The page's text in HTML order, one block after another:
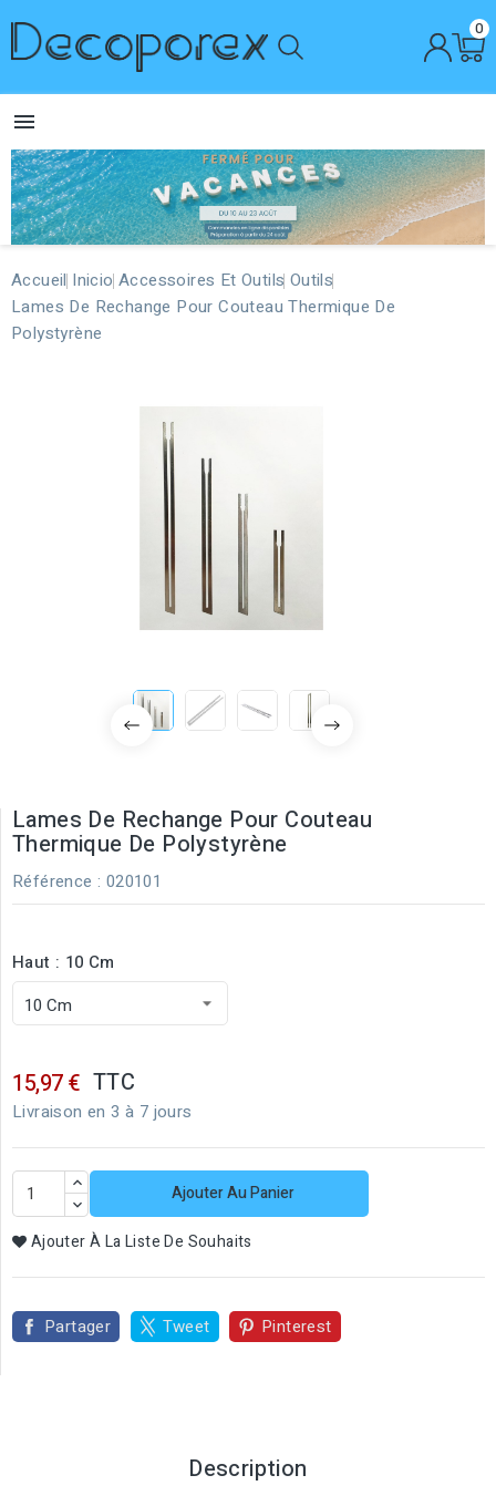
0

Accueil Inicio Accessoires Et Outils Outils
Lames De Rechange Pour Couteau Thermique De
Polystyrène
Lames De Rechange Pour Couteau
Thermique De Polystyrène
Référence : 020101
Haut : 10 Cm
15,97 € TTC
Livraison en 3 à 7 jours
Ajouter Au Panier
Ajouter À La Liste De Souhaits
Partager Tweet Pinterest
Description